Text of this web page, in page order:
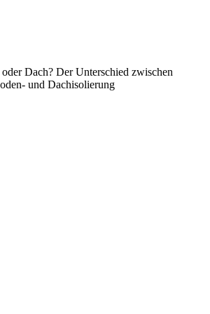
Dach? Der Unterschied zwischen
und Dachisolierung